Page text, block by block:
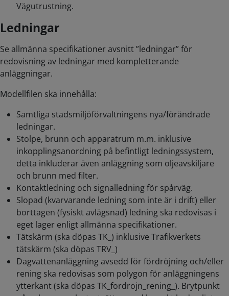
Vägutrustning.
Ledningar
Se allmänna specifikationer avsnitt ”ledningar” för
redovisning av ledningar med kompletterande
anläggningar.
Modellfilen ska innehålla:
Samtliga stadsmiljöförvaltningens nya/förändrade
ledningar.
Stolpe, brunn och apparatrum m.m. inklusive
inkopplingsanordning på befintligt ledningssystem,
detta inkluderar även anläggning som oljeavskiljare
och brunn med filter.
Kontaktledning och signalledning för spårväg.
Slopad (kvarvarande ledning som inte är i drift) eller
borttagen (fysiskt avlägsnad) ledning ska redovisas i
eget lager enligt allmänna specifikationer.
Tätskärm (ska döpas TK_) inklusive Trafikverkets
tätskärm (ska döpas TRV_)
Dagvattenanläggning avsedd för fördröjning och/eller
rening ska redovisas som polygon för anläggningens
ytterkant (ska döpas TK_fordrojn_rening_). Brytpunkt